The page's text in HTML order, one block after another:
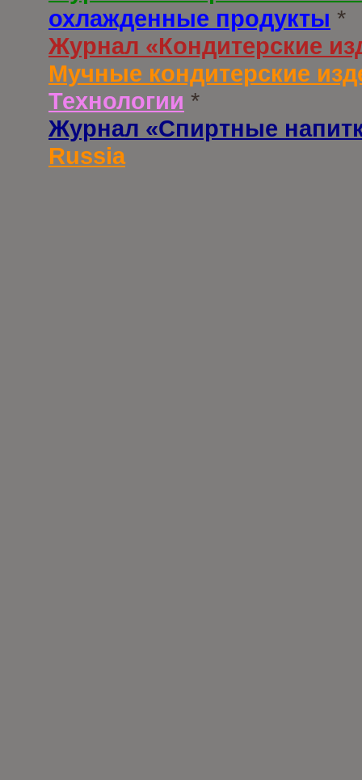
охлажденные продукты *
Журнал «Кондитерские
Мучные кондитерские
Технологии *
Журнал «Спиртные
Russia